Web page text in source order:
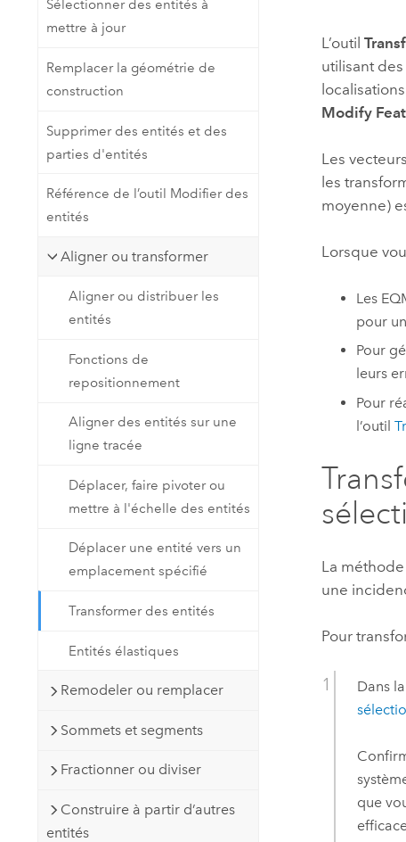
Technologie Developer
cartographie et d’analyse spatiale
Tous les produits
Tous les secteurs d’activité
Sélectionner des entités à
mettre à jour
Remplacer la géométrie de
construction
Supprimer des entités et des
parties d'entités
Référence de l’outil Modifier des
entités
Aligner ou transformer
Aligner ou distribuer les
entités
Fonctions de
repositionnement
Aligner des entités sur une
ligne tracée
Déplacer, faire pivoter ou
mettre à l'échelle des entités
Déplacer une entité vers un
emplacement spécifié
Transformer des entités
Entités élastiques
Remodeler ou remplacer
Sommets et segments
Fractionner ou diviser
Construire à partir d’autres
entités
L’outil
utilisant
Modify
Les
les
moyenne)
Lorsque
Les
pour
Pour
leurs
Pour
l’outil
La
une
Pour
Dans
que